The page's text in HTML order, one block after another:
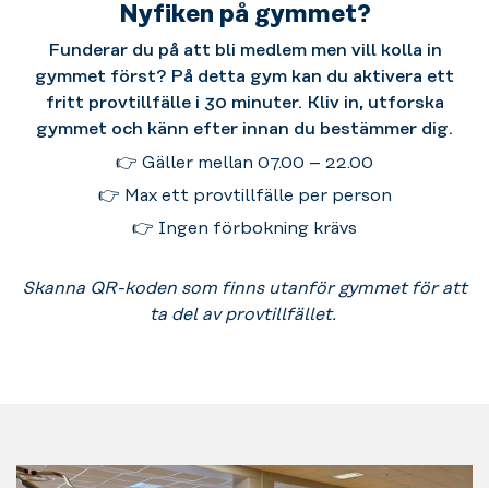
Nyfiken på gymmet?
Funderar du på att bli medlem men vill kolla in
gymmet först? På detta gym kan du aktivera ett
fritt provtillfälle i 30 minuter. Kliv in, utforska
gymmet och känn efter innan du bestämmer dig.
👉 Gäller mellan 07.00 – 22.00
👉 Max ett provtillfälle per person
👉 Ingen förbokning krävs
Skanna QR-koden som finns utanför gymmet för att
ta del av provtillfället.